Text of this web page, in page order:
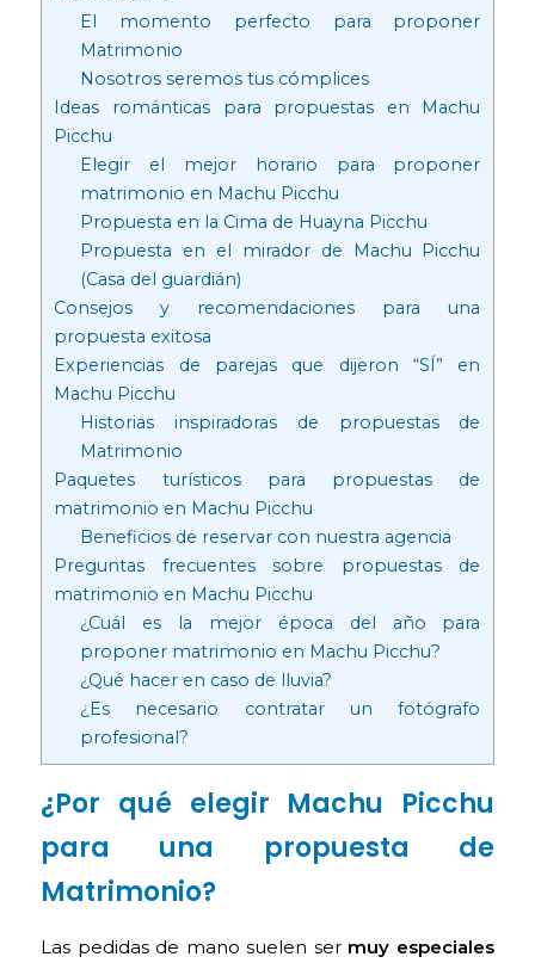
El momento perfecto para proponer
Matrimonio
Nosotros seremos tus cómplices
Ideas románticas para propuestas en Machu
Picchu
Elegir el mejor horario para proponer
matrimonio en Machu Picchu
Propuesta en la Cima de Huayna Picchu
Propuesta en el mirador de Machu Picchu
(Casa del guardián)
Consejos y recomendaciones para una
propuesta exitosa
Experiencias de parejas que dijeron “SÍ” en
Machu Picchu
Historias inspiradoras de propuestas de
Matrimonio
Paquetes turísticos para propuestas de
matrimonio en Machu Picchu
Beneficios de reservar con nuestra agencia
Preguntas frecuentes sobre propuestas de
matrimonio en Machu Picchu
¿Cuál es la mejor época del año para
proponer matrimonio en Machu Picchu?
¿Qué hacer en caso de lluvia?
¿Es necesario contratar un fotógrafo
profesional?
¿Por qué elegir Machu Picchu
para una propuesta de
Matrimonio?
Las pedidas de mano suelen ser muy especiales